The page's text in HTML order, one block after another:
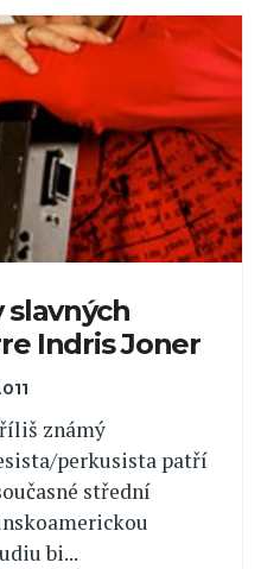
slavných
Indris Joner
známý
perkusista patří
střední
bi...